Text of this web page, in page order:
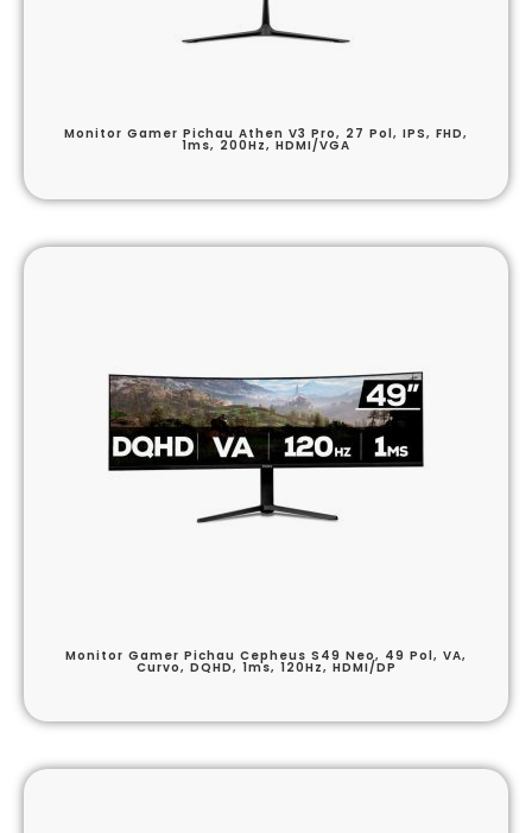
Monitor Gamer Pichau Athen V3 Pro, 27 Pol, IPS, FHD,
1ms, 200Hz, HDMI/VGA
Monitor Gamer Pichau Cepheus S49 Neo, 49 Pol, VA,
Curvo, DQHD, 1ms, 120Hz, HDMI/DP